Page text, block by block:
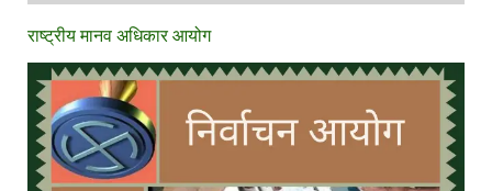
राष्ट्रीय मानव अधिकार आयोग